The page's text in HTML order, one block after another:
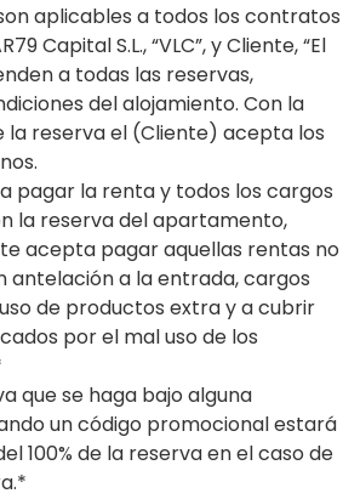
aplicables a todos los contratos
Capital S.L., “VLC”, y Cliente, “El
a todas las reservas,
del alojamiento. Con la
la reserva el (Cliente) acepta los
pagar la renta y todos los cargos
la reserva del apartamento,
acepta pagar aquellas rentas no
antelación a la entrada, cargos
de productos extra y a cubrir
por el mal uso de los
que se haga bajo alguna
un código promocional estará
100% de la reserva en el caso de